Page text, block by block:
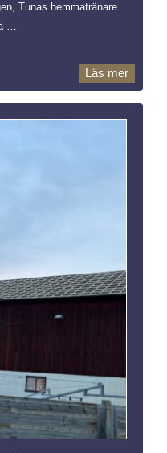
Tunas hemmatränare
…
Läs mer